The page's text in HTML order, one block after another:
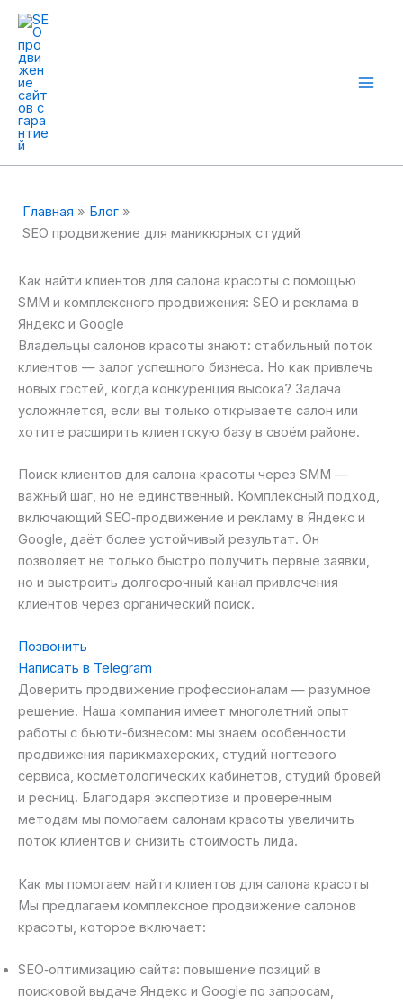
Перейти
содержимому
Главная
Блог
SEO продвижение для маникюрных студий
Как найти клиентов для салона красоты с помощью
SMM и комплексного продвижения: SEO и реклама в
Яндекс и Google
Владельцы салонов красоты знают: стабильный поток
клиентов — залог успешного бизнеса. Но как привлечь
новых гостей, когда конкуренция высока? Задача
усложняется, если вы только открываете салон или
хотите расширить клиентскую базу в своём районе.
Поиск клиентов для салона красоты через SMM —
важный шаг, но не единственный. Комплексный подход,
включающий SEO‑продвижение и рекламу в Яндекс и
Google, даёт более устойчивый результат. Он
позволяет не только быстро получить первые заявки,
но и выстроить долгосрочный канал привлечения
клиентов через органический поиск.
Позвонить
Написать в Telegram
Доверить продвижение профессионалам — разумное
решение. Наша компания имеет многолетний опыт
работы с бьюти‑бизнесом: мы знаем особенности
продвижения парикмахерских, студий ногтевого
сервиса, косметологических кабинетов, студий бровей
и ресниц. Благодаря экспертизе и проверенным
методам мы помогаем салонам красоты увеличить
поток клиентов и снизить стоимость лида.
Как мы помогаем найти клиентов для салона красоты
Мы предлагаем комплексное продвижение салонов
красоты, которое включает:
SEO‑оптимизацию сайта: повышение позиций в
поисковой выдаче Яндекс и Google по запросам,